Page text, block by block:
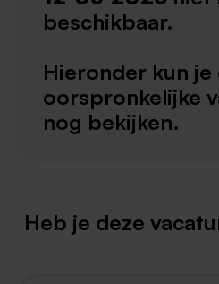
beschikbaar.
Hieronder kun je
oorspronkelijke
nog bekijken.
Heb je deze